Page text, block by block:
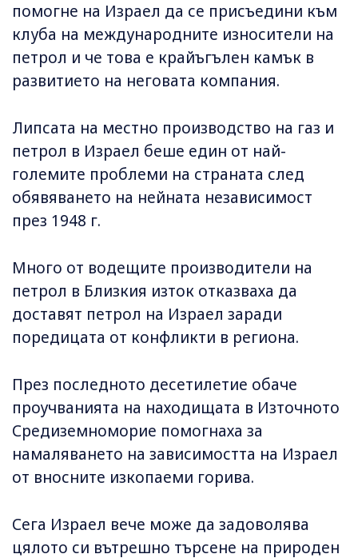
помогне на Израел да се присъедини към
клуба на международните износители на
петрол и че това е крайъгълен камък в
развитието на неговата компания.
Липсата на местно производство на газ и
петрол в Израел беше един от най-
големите проблеми на страната след
обявяването на нейната независимост
през 1948 г.
Много от водещите производители на
петрол в Близкия изток отказваха да
доставят петрол на Израел заради
поредицата от конфликти в региона.
През последното десетилетие обаче
проучванията на находищата в Източното
Средиземноморие помогнаха за
намаляването на зависимостта на Израел
от вносните изкопаеми горива.
Сега Израел вече може да задоволява
цялото си вътрешно търсене на природен